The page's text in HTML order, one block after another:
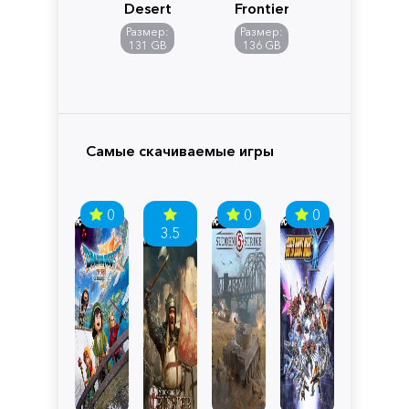
Desert
Размер:
131 GB
Frontiers
of
Pandora
Размер:
136 GB
Самые скачиваемые игры
0
3.5
0 0